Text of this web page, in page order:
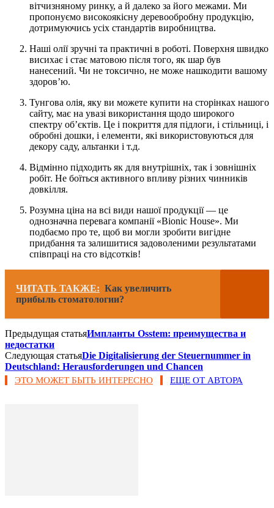
вітчизняному ринку, а й далеко за його межами. Ми
пропонуємо високоякісну деревообробну продукцію,
дотримуючись усіх стандартів виробництва.
Наші олії зручні та практичні в роботі. Поверхня швидко
висихає і стає матовою після того, як шар був
нанесений. Чи не токсично, не може нашкодити вашому
здоров’ю.
Тунгова олія, яку ви можете купити на сторінках нашого
сайту, має на увазі використання щодо широкого
спектру об’єктів. Це і покриття для підлоги, і стільниці, і
обробні дошки, і елементи, які використовуються для
декору саду, альтанки і т.д.
Відмінно підходить як для внутрішніх, так і зовнішніх
робіт. Не боїться активного впливу різних чинників
довкілля.
Розумна ціна на всі види нашої продукції — це
однозначна перевага компанії «Bionic House». Ми
подбаємо про те, щоб ви могли зробити вигідне
придбання та залишитися задоволеними результатами
співпраці на сто відсотків!
ЧИТАТЬ ТАКЖЕ: Как увеличить
прибыль стоматологии?
Предыдущая статьяИмпланты Osstem: преимущества и
недостатки
Следующая статьяDie Digitalisierung der Steuernummer in
Deutschland: Herausforderungen und Chancen
ЭТО МОЖЕТ БЫТЬ ИНТЕРЕСНО ЕЩЕ ОТ АВТОРА